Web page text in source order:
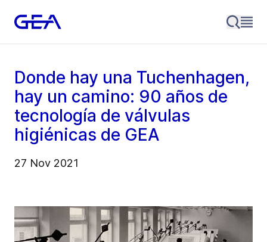
Donde hay una Tuchenhagen,
hay un camino: 90 años de
tecnología de válvulas
higiénicas de GEA
27 Nov 2021